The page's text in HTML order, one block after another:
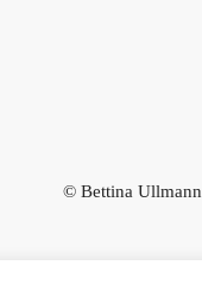
© Bettina Ullmann